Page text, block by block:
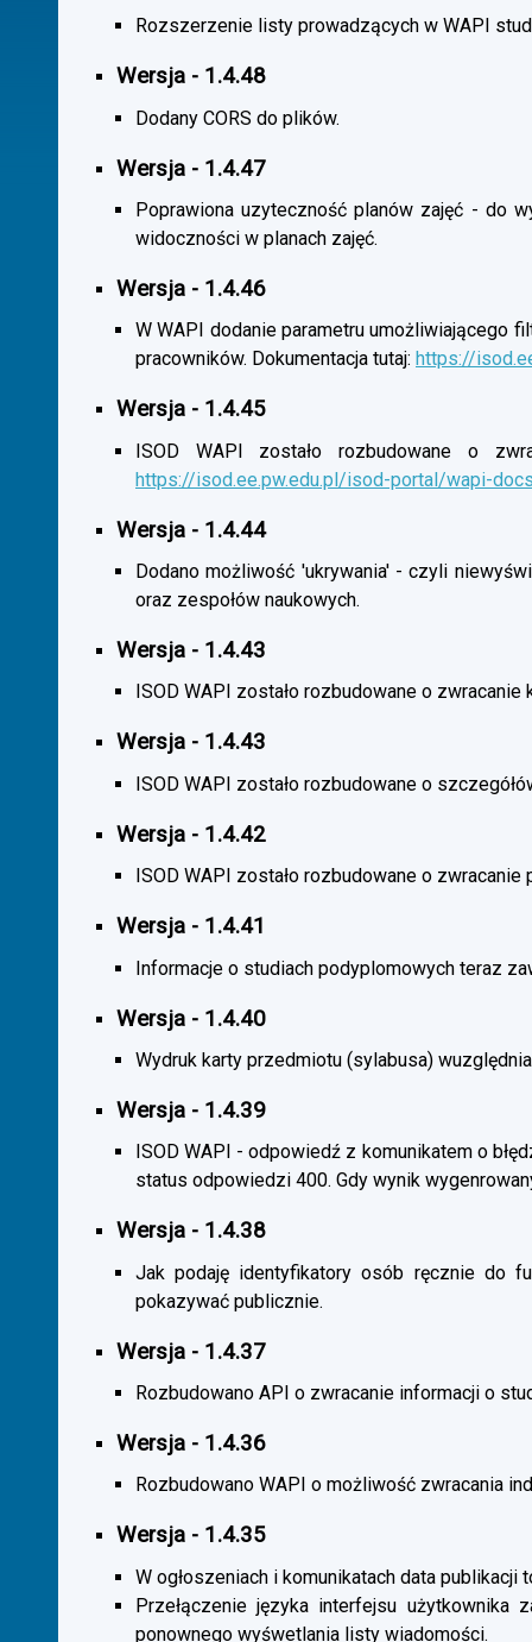
Rozszerzenie listy prowadzących w WAPI
Wersja - 1.4.48
Dodany CORS do plików.
Wersja - 1.4.47
Poprawiona uzyteczność planów zajęć - do
widoczności w planach zajęć.
Wersja - 1.4.46
W WAPI dodanie parametru umożliwiającego
pracowników. Dokumentacja tutaj: https://
Wersja - 1.4.45
ISOD WAPI zostało rozbudowane o
https://isod.ee.pw.edu.pl/isod-portal/wapi-
Wersja - 1.4.44
Dodano możliwość 'ukrywania' - czyli
oraz zespołów naukowych.
Wersja - 1.4.43
ISOD WAPI zostało rozbudowane o
Wersja - 1.4.43
ISOD WAPI zostało rozbudowane o
Wersja - 1.4.42
ISOD WAPI zostało rozbudowane o zwracanie
Wersja - 1.4.41
Informacje o studiach podyplomowych teraz
Wersja - 1.4.40
Wydruk karty przedmiotu (sylabusa)
Wersja - 1.4.39
ISOD WAPI - odpowiedź z komunikatem o
status odpowiedzi 400. Gdy wynik
Wersja - 1.4.38
Jak podaję identyfikatory osób ręcznie do
pokazywać publicznie.
Wersja - 1.4.37
Rozbudowano API o zwracanie informacji o
Wersja - 1.4.36
Rozbudowano WAPI o możliwość zwracania
Wersja - 1.4.35
W ogłoszeniach i komunikatach data
Przełączenie języka interfejsu użytkownika
ponownego wyśwetlania listy wiadomości.